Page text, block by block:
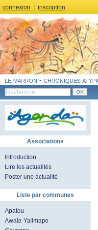
connexion inscription
le marron - chroniques
Associations
Introduction
Lire les actualités
Poster une actualité
Liste par communes
Apatou
Awala-Yalimapo